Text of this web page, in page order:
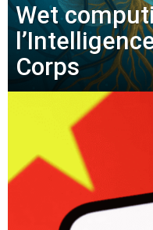
Wet
Corps